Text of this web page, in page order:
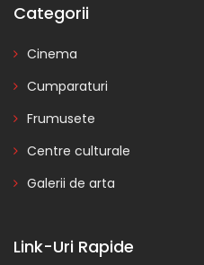
Categorii
Cinema
Cumparaturi
Frumusete
Centre culturale
Galerii de arta
Link-Uri Rapide